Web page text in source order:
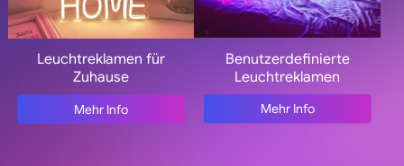
Leuchtreklamen für
Zuhause
Mehr Info
Benutzerdefinierte
Leuchtreklamen
Mehr Info